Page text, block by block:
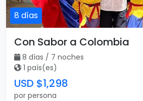
8 días
Con Sabor a Colombia
8 días / 7 noches
1 país(es)
USD $1,298
por persona